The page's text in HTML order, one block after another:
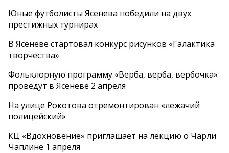
Юные футболисты Ясенева победили на двух
престижных турнирах
В Ясеневе стартовал конкурс рисунков «Галактика
творчества»
Фольклорную программу «Верба, верба, вербочка»
проведут в Ясеневе 2 апреля
На улице Рокотова отремонтирован «лежачий
полицейский»
КЦ «Вдохновение» приглашает на лекцию о Чарли
Чаплине 1 апреля